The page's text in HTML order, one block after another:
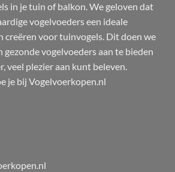
in je tuin of balkon. We geloven dat
vogelvoeders een ideale
creëren voor tuinvogels. Dit doen we
vogelvoeders aan te bieden
veel plezier aan kunt beleven.
je bij Vogelvoerkopen.nl